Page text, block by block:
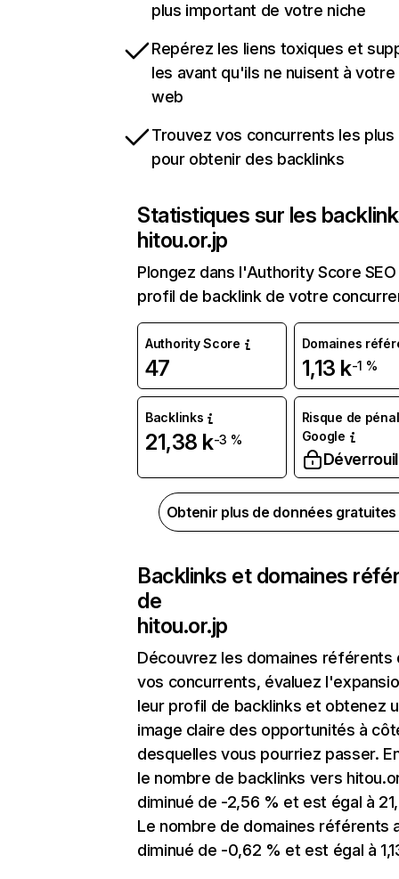
plus important de votre niche
Repérez les liens toxiques et
les avant qu'ils ne nuisent à
web
Trouvez vos concurrents les
pour obtenir des backlinks
Statistiques sur les
hitou.or.jp
Plongez dans l'Authority Score
profil de backlink de votre
Authority Score
47
Domaines
1,13 k-1 %
Backlinks
21,38 k-3 %
Risque de
Google
Obtenir plus de données
Backlinks et domaines
de
hitou.or.jp
Découvrez les domaines référents
vos concurrents, évaluez
leur profil de backlinks et obtenez
image claire des opportunités à
desquelles vous pourriez passer.
le nombre de backlinks vers
diminué de -2,56 % et est égal à
Le nombre de domaines référents
diminué de -0,62 % et est égal à